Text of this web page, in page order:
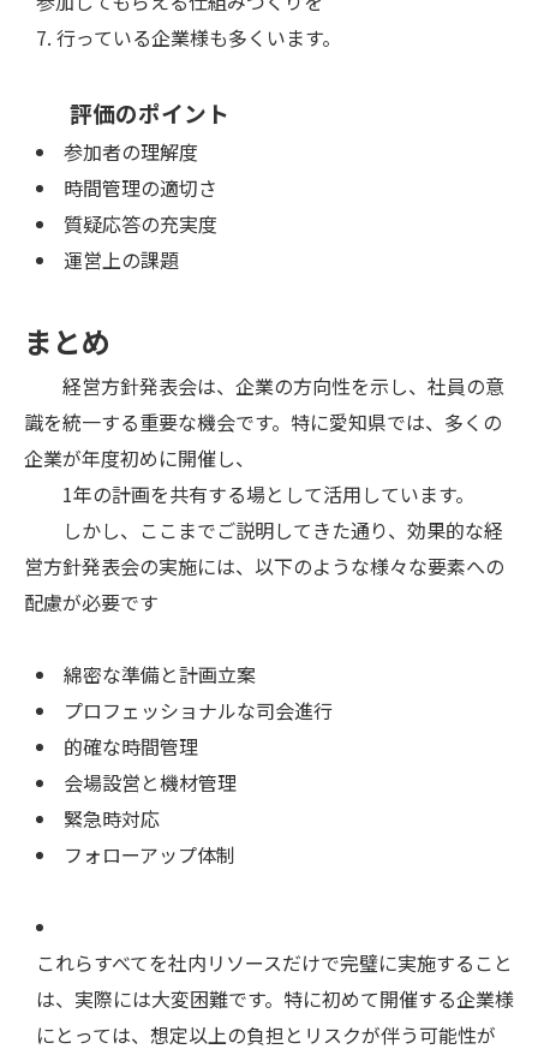
行っている企業様も多くいます。
評価のポイント
参加者の理解度
時間管理の適切さ
質疑応答の充実度
運営上の課題
まとめ
経営方針発表会は、企業の方向性を示し、社員の意
識を統一する重要な機会です。特に愛知県では、多くの
企業が年度初めに開催し、
1年の計画を共有する場として活用しています。
しかし、ここまでご説明してきた通り、効果的な経
営方針発表会の実施には、以下のような様々な要素への
配慮が必要です
綿密な準備と計画立案
プロフェッショナルな司会進行
的確な時間管理
会場設営と機材管理
緊急時対応
フォローアップ体制
これらすべてを社内リソースだけで完璧に実施すること
は、実際には大変困難です。特に初めて開催する企業様
にとっては、想定以上の負担とリスクが伴う可能性が